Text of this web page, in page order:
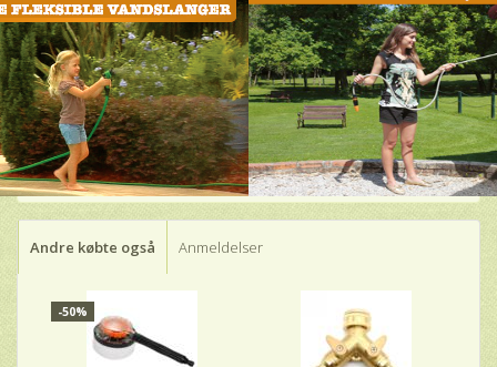
Andre købte også Anmeldelser
-50%